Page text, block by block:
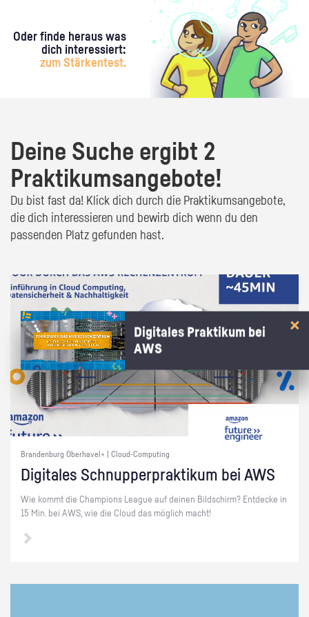
Oder finde heraus was
dich interessiert:
zum Stärkentest.
Deine Suche ergibt 2
Praktikumsangebote!
Du bist fast da! Klick dich durch die Praktikumsangebote,
die dich interessieren und bewirb dich wenn du den
passenden Platz gefunden hast.
Brandenburg Oberhavel+ | Cloud-Computing
Di­gi­ta­les Schnup­per­prak­ti­kum bei AWS
Wie kommt die Cham­pi­ons Le­ague auf dei­nen Bild­schirm? Ent­de­cke in
15 Min. bei AWS, wie die Cloud das mög­lich macht!
Digitales Praktikum bei
AWS